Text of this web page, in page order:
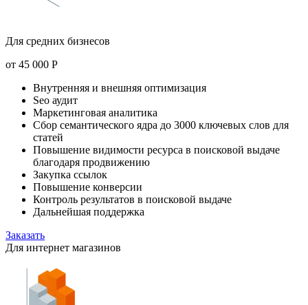
Для средних бизнесов
от 45 000 Р
Внутренняя и внешняя оптимизация
Seo аудит
Маркетинговая аналитика
Сбор семантического ядра до 3000 ключевых слов для
статей
Повышение видимости ресурса в поисковой выдаче
благодаря продвижению
Закупка ссылок
Повышение конверсии
Контроль результатов в поисковой выдаче
Дальнейшая поддержка
Заказать
Для интернет магазинов